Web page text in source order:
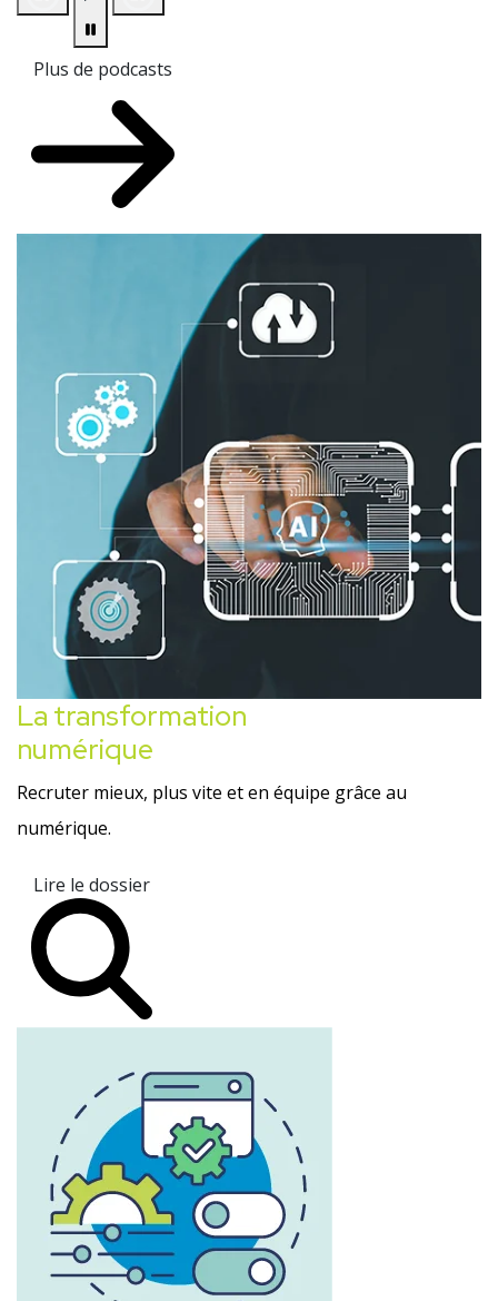
Plus de podcasts
La transformation
numérique
Recruter mieux, plus vite et en équipe grâce au
numérique.
Lire le dossier